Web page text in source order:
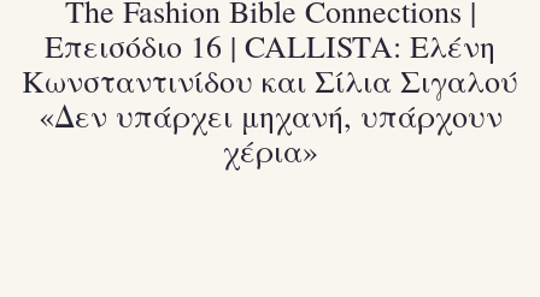
Τhe Fashion Bible Connections |
Eπεισόδιο 16 | CALLISTA: Ελένη
Κωνσταντινίδου και Σίλια Σιγαλού
«Δεν υπάρχει μηχανή, υπάρχουν
χέρια»